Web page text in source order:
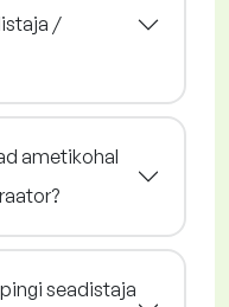
/
ametikohal
seadistaja